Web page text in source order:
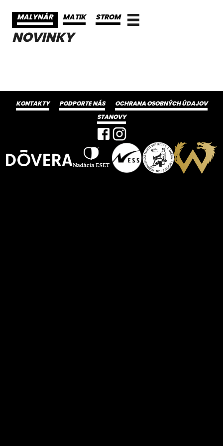
MALYNÁR MATIK STROM
NOVINKY
KONTAKTY PODPORTE NÁS
OCHRANA OSOBNÝCH ÚDAJOV
STANOVY